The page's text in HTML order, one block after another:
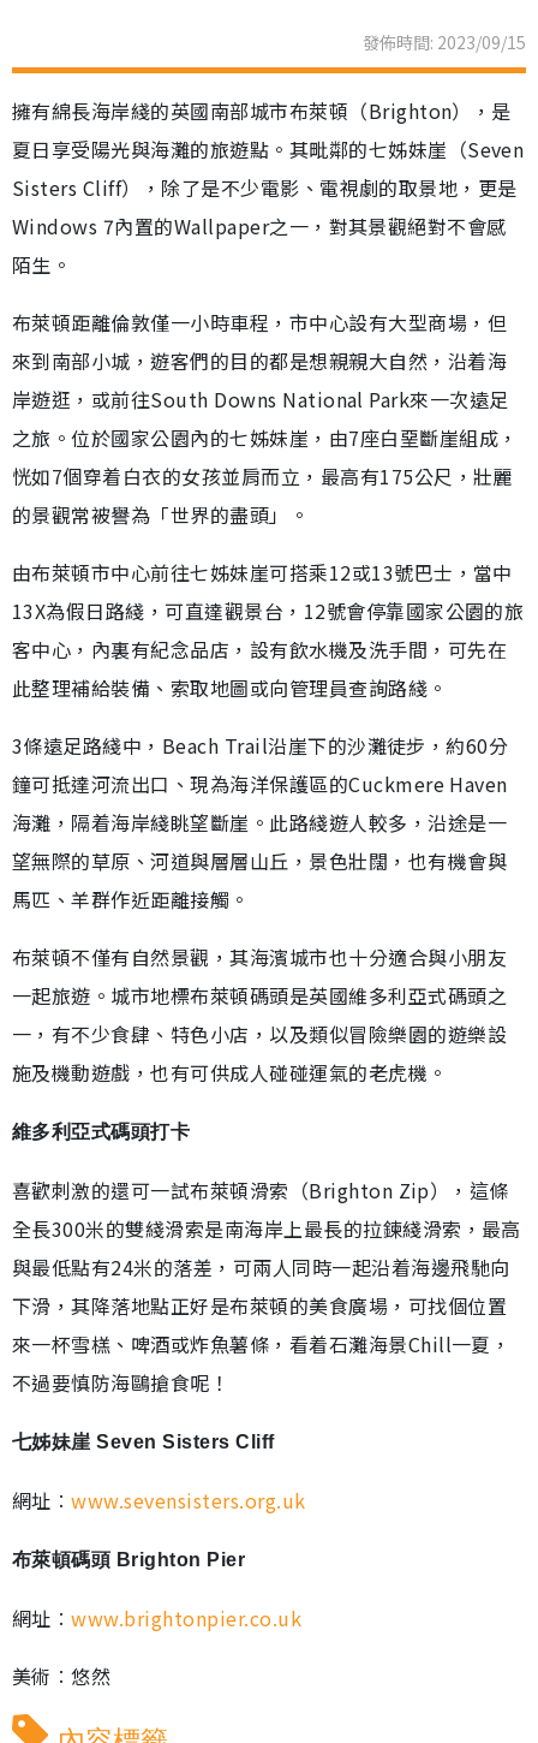
發佈時間: 2023/09/15
擁有綿長海岸綫的英國南部城市布萊頓（Brighton），是
夏日享受陽光與海灘的旅遊點。其毗鄰的七姊妹崖（Seven
Sisters Cliff），除了是不少電影、電視劇的取景地，更是
Windows 7內置的Wallpaper之一，對其景觀絕對不會感
陌生。
布萊頓距離倫敦僅一小時車程，市中心設有大型商場，但
來到南部小城，遊客們的目的都是想親親大自然，沿着海
岸遊逛，或前往South Downs National Park來一次遠足
之旅。位於國家公園內的七姊妹崖，由7座白堊斷崖組成，
恍如7個穿着白衣的女孩並肩而立，最高有175公尺，壯麗
的景觀常被譽為「世界的盡頭」。
由布萊頓市中心前往七姊妹崖可搭乘12或13號巴士，當中
13X為假日路綫，可直達觀景台，12號會停靠國家公園的旅
客中心，內裏有紀念品店，設有飲水機及洗手間，可先在
此整理補給裝備、索取地圖或向管理員查詢路綫。
3條遠足路綫中，Beach Trail沿崖下的沙灘徒步，約60分
鐘可抵達河流出口、現為海洋保護區的Cuckmere Haven
海灘，隔着海岸綫眺望斷崖。此路綫遊人較多，沿途是一
望無際的草原、河道與層層山丘，景色壯闊，也有機會與
馬匹、羊群作近距離接觸。
布萊頓不僅有自然景觀，其海濱城市也十分適合與小朋友
一起旅遊。城市地標布萊頓碼頭是英國維多利亞式碼頭之
一，有不少食肆、特色小店，以及類似冒險樂園的遊樂設
施及機動遊戲，也有可供成人碰碰運氣的老虎機。
維多利亞式碼頭打卡
喜歡刺激的還可一試布萊頓滑索（Brighton Zip），這條
全長300米的雙綫滑索是南海岸上最長的拉鍊綫滑索，最高
與最低點有24米的落差，可兩人同時一起沿着海邊飛馳向
下滑，其降落地點正好是布萊頓的美食廣場，可找個位置
來一杯雪榚、啤酒或炸魚薯條，看着石灘海景Chill一夏，
不過要慎防海鷗搶食呢！
七姊妹崖 Seven Sisters Cliff
網址︰www.sevensisters.org.uk
布萊頓碼頭 Brighton Pier
網址︰www.brightonpier.co.uk
美術︰悠然